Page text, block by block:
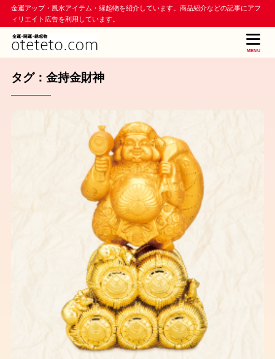
金運アップ・風水アイテム・縁起物を紹介しています。商品紹介などの記事にアフ
ィリエイト広告を利用しています。
MENU
タグ：金持金財神